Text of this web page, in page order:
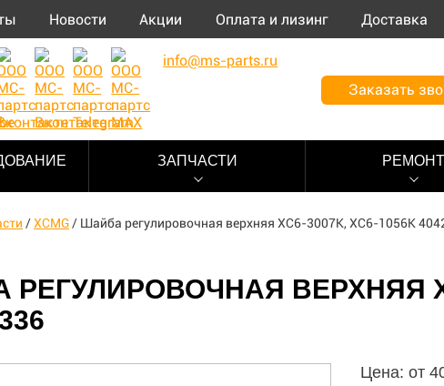
Новости Акции Оплата и лизинг Доставка
info@ms-parts.ru
Заказать
ЗАПЧАСТИ РЕМОНТ
/XCMG / Шайба регулировочная верхняя XC6-3007K, XC6-1056K
ВЕРХНЯЯ
Цена: от